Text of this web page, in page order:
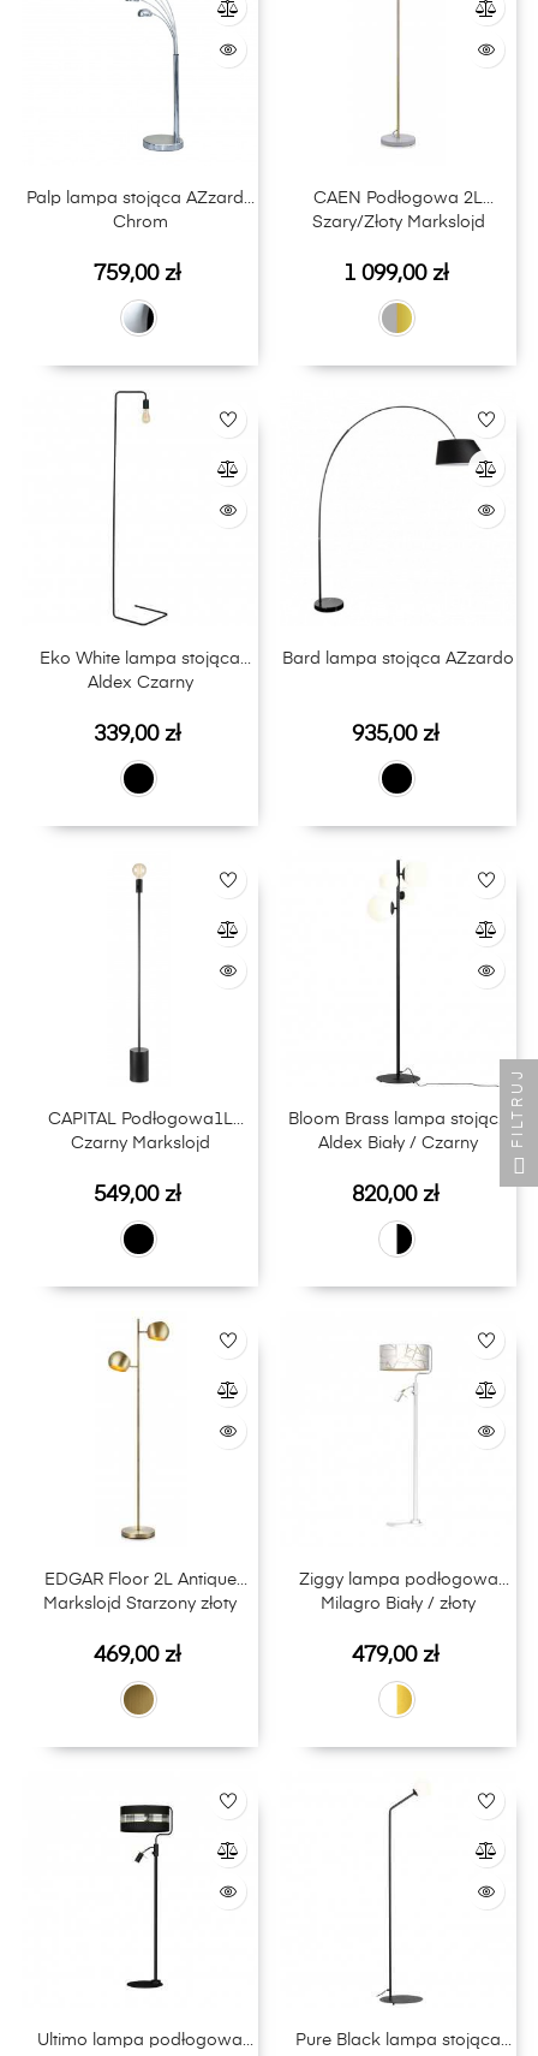
Palp lampa stojąca AZzardo
Chrom
Cena
759,00 zł
CAEN Podłogowa 2L
Szary/Złoty Markslojd
Cena
1 099,00 zł
Eko White lampa stojąca
Aldex Czarny
Cena
339,00 zł
Bard lampa stojąca AZzardo
Cena
935,00 zł
CAPITAL Podłogowa1L
Czarny Markslojd
Cena
549,00 zł
Bloom Brass lampa stojąca
Aldex Biały / Czarny
Cena
820,00 zł
EDGAR Floor 2L Antique
Markslojd Starzony złoty
Cena
469,00 zł
Ziggy lampa podłogowa
Milagro Biały / złoty
Cena
479,00 zł
Ultimo lampa podłogowa Pure Black lampa stojąca
FILTRUJ